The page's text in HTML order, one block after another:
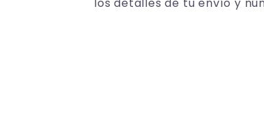
los detalles de tu envío y